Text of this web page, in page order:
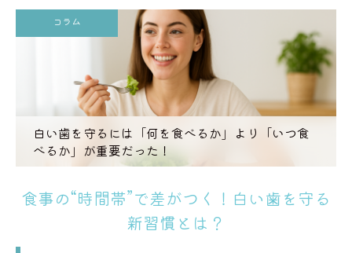
コラム
白い歯を守るには「何を食べるか」より「いつ食
べるか」が重要だった！
食事の“時間帯”で差がつく！白い歯を守る
新習慣とは？